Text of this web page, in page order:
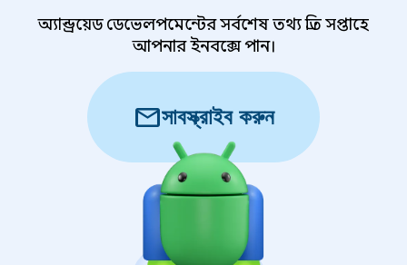
অ্যান্ড্রয়েড ডেভেলপমেন্টের সর্বশেষ তথ্য প্রতি সপ্তাহে
আপনার ইনবক্সে পান।
mailসাবস্ক্রাইব করুন